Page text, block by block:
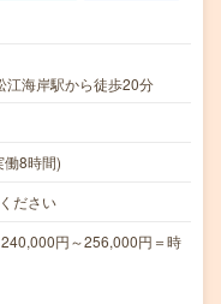
江海岸駅から徒歩20分
8時間)
ださい
円～256,000円＝時